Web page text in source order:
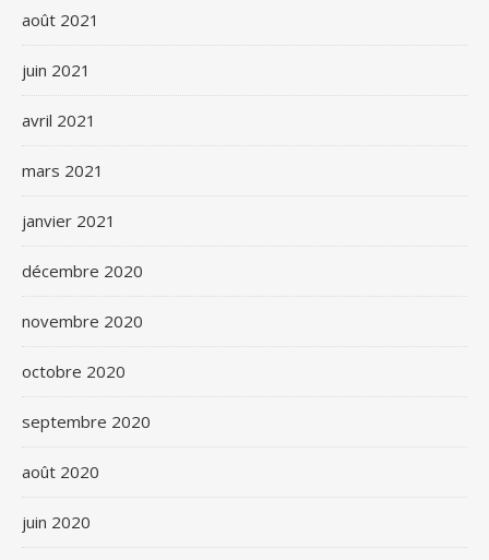
août 2021
juin 2021
avril 2021
mars 2021
janvier 2021
décembre 2020
novembre 2020
octobre 2020
septembre 2020
août 2020
juin 2020